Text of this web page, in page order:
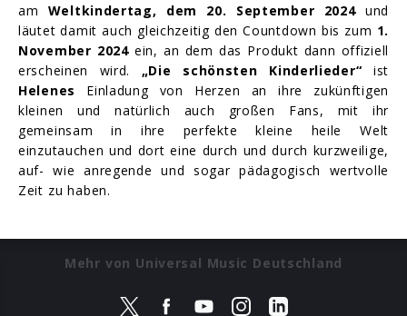
am Weltkindertag, dem 20. September 2024und
läutet damit auch gleichzeitig den Countdown bis zum 1.
November 2024ein, an dem das Produkt dann offiziell
erscheinen wird. „Die schönsten Kinderlieder“ ist
Helenes
Einladung von Herzen an ihre zukünftigen
kleinen und natürlich auch großen Fans, mit ihr
gemeinsam in ihre perfekte kleine heile Welt
einzutauchen und dort eine durch und durch kurzweilige,
auf- wie anregende und sogar pädagogisch wertvolle
Zeit zu haben.
Mehr von Universal Music Deutschland